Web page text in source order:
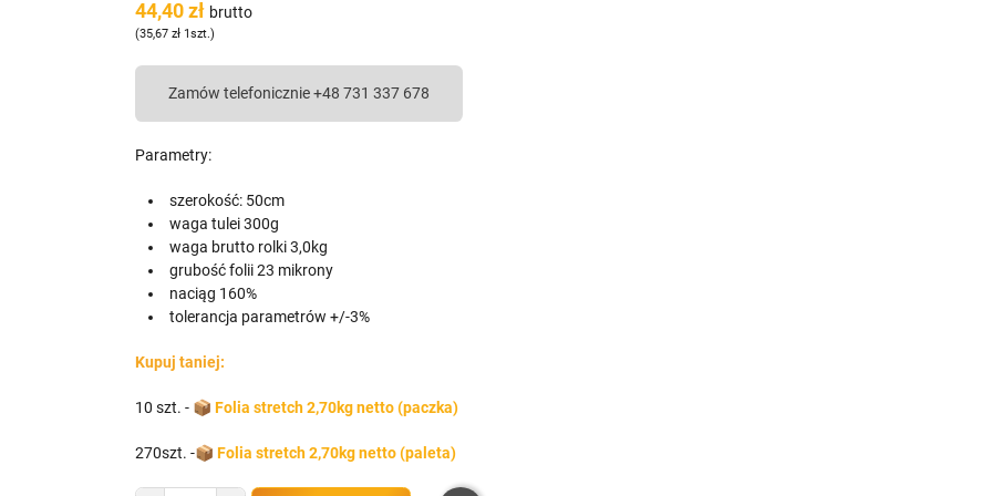
44,40 zł brutto
(35,67 zł 1szt.)
Zamów telefonicznie +48 731 337 678
Parametry:
szerokość: 50cm
waga tulei 300g
waga brutto rolki 3,0kg
grubość folii 23 mikrony
naciąg 160%
tolerancja parametrów +/-3%
Kupuj taniej:
10 szt. - 📦 Folia stretch 2,70kg netto (paczka)
270szt. -📦 Folia stretch 2,70kg netto (paleta)